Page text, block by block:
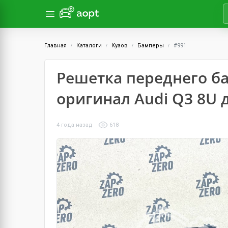
Главная Каталоги Кузов Бамперы #991
Решетка переднего
оригинал Audi Q3 8U
4 года назад 618